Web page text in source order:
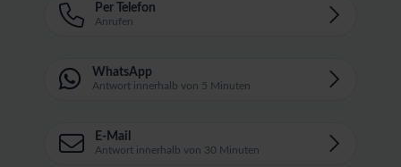
Per Telefon
Anrufen
WhatsApp
Antwort innerhalb von 5 Minuten
E-Mail
Antwort innerhalb von 30 Minuten